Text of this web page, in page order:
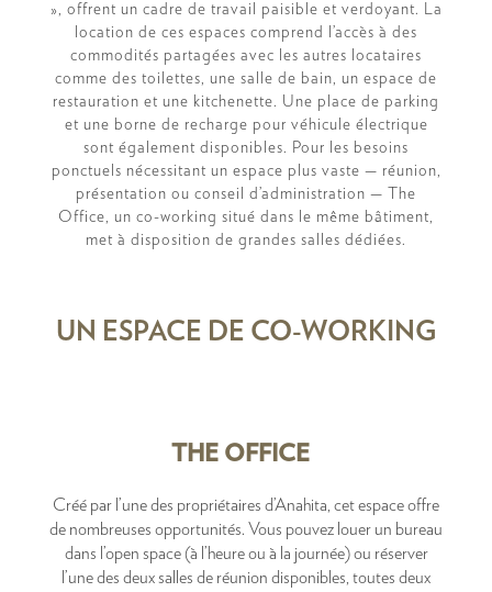
», offrent un cadre de travail paisible et verdoyant. La
location de ces espaces comprend l’accès à des
commodités partagées avec les autres locataires
comme des toilettes, une salle de bain, un espace de
restauration et une kitchenette. Une place de parking
et une borne de recharge pour véhicule électrique
sont également disponibles. Pour les besoins
ponctuels nécessitant un espace plus vaste — réunion,
présentation ou conseil d’administration — The
Office, un co-working situé dans le même bâtiment,
met à disposition de grandes salles dédiées.
UN ESPACE DE CO-WORKING
THE OFFICE
Créé par l’une des propriétaires d’Anahita, cet espace offre
de nombreuses opportunités. Vous pouvez louer un bureau
dans l’open space (à l’heure ou à la journée) ou réserver
l’une des deux salles de réunion disponibles, toutes deux